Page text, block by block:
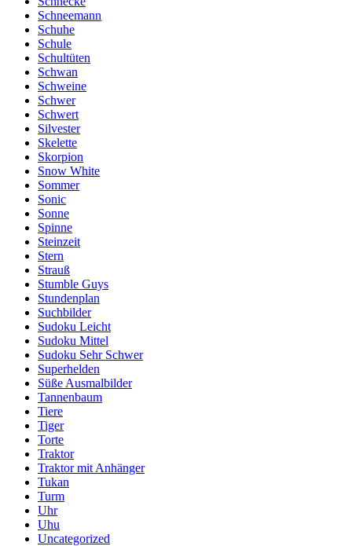
Schneemann
Schuhe
Schule
Schultüten
Schwan
Schweine
Schwer
Schwert
Silvester
Skelette
Skorpion
Snow White
Sommer
Sonic
Sonne
Spinne
Steinzeit
Stern
Strauß
Stumble Guys
Stundenplan
Suchbilder
Sudoku Leicht
Sudoku Mittel
Sudoku Sehr Schwer
Superhelden
Süße Ausmalbilder
Tannenbaum
Tiere
Tiger
Torte
Traktor
Traktor mit Anhänger
Tukan
Turm
Uhr
Uhu
Uncategorized